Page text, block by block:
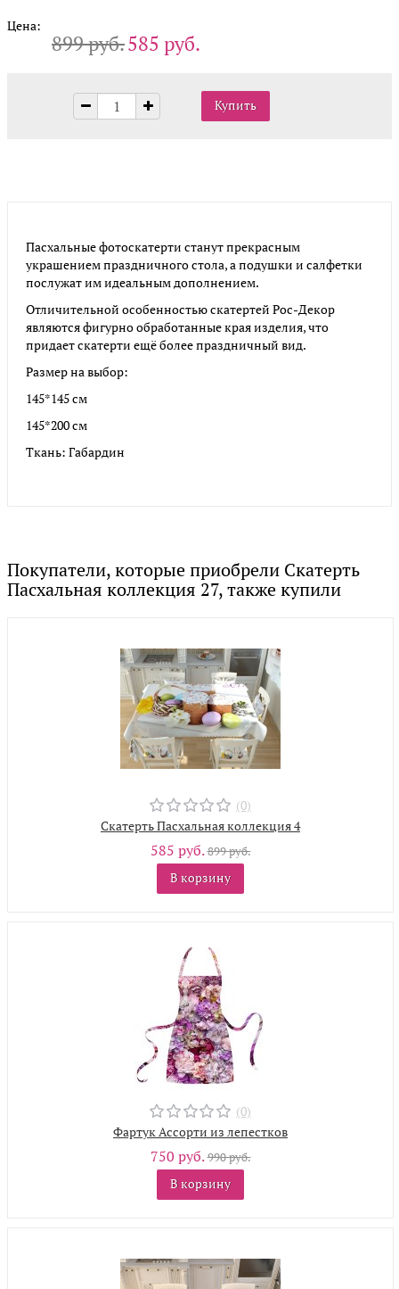
Цена:
899 руб.585 руб.
Пасхальные фотоскатерти станут прекрасным
украшением праздничного стола, а подушки и салфетки
послужат им идеальным дополнением.
Отличительной особенностью скатертей Рос-Декор
являются фигурно обработанные края изделия, что
придает скатерти ещё более праздничный вид.
Размер на выбор:
145*145 см
145*200 см
Ткань: Габардин
Покупатели, которые приобрели Скатерть
Пасхальная коллекция 27, также купили
(0)
Скатерть Пасхальная коллекция 4
585 руб.899 руб.
В корзину
(0)
Фартук Ассорти из лепестков
750 руб.990 руб.
В корзину